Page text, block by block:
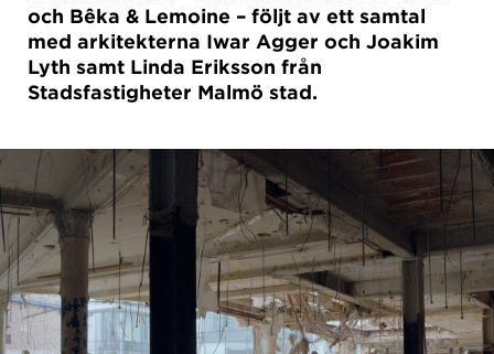
och Bêka & Lemoine – följt av ett samtal
med arkitekterna Iwar Agger och Joakim
Lyth samt Linda Eriksson från
Stadsfastigheter Malmö stad.